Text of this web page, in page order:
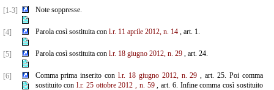
[1-3] Note soppresse.
[4] Parola così sostituita con l.r. 11 aprile 2012, n. 14, art. 1.
[5] Parola così sostituita con l.r. 18 giugno 2012, n. 29, art. 24.
[6] Comma prima inserito conl.r. 18 giugno 2012, n. 29 , art. 25. Poi comma
sostituito conl.r. 25 ottobre 2012 , n. 59, art. 6. Infine comma così sostituito